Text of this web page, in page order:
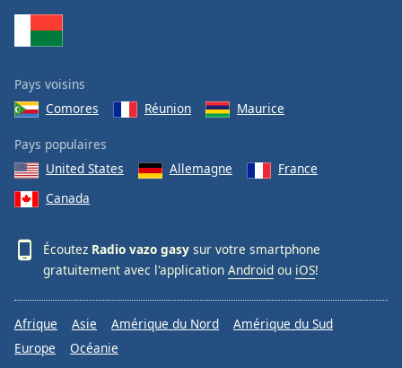
Pays voisins
Comores
Réunion Maurice
Pays populaires
United States
Allemagne
France
Canada
Écoutez Radio vazo gasy sur votre smartphone
gratuitement avec l'application Android ou iOS!
Afrique Asie Amérique du Nord
Amérique du Sud
Europe
Océanie